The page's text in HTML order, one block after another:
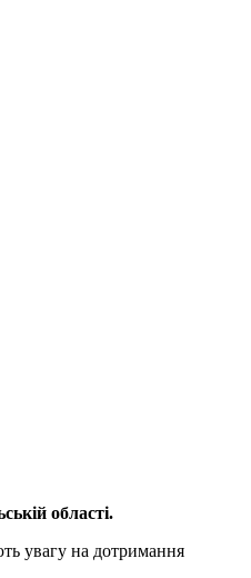
області.
увагу на дотримання